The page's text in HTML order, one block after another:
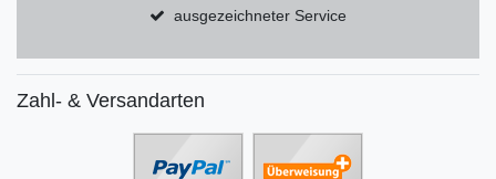
ausgezeichneter Service
Zahl- & Versandarten